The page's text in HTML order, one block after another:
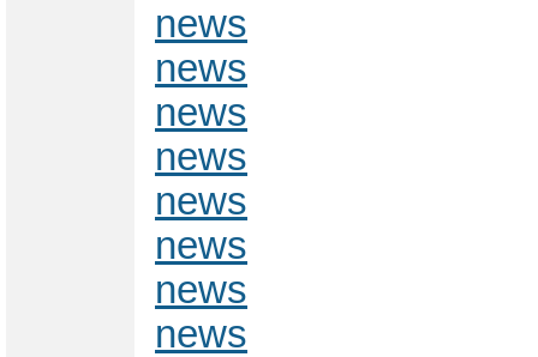
news
news
news
news
news
news
news
news